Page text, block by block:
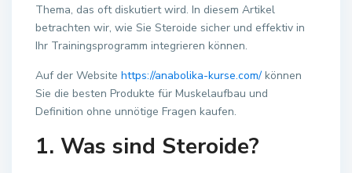
Thema, das oft diskutiert wird. In diesem Artikel
betrachten wir, wie Sie Steroide sicher und effektiv in
Ihr Trainingsprogramm integrieren können.
Auf der Website https://anabolika-kurse.com/ können
Sie die besten Produkte für Muskelaufbau und
Definition ohne unnötige Fragen kaufen.
1. Was sind Steroide?